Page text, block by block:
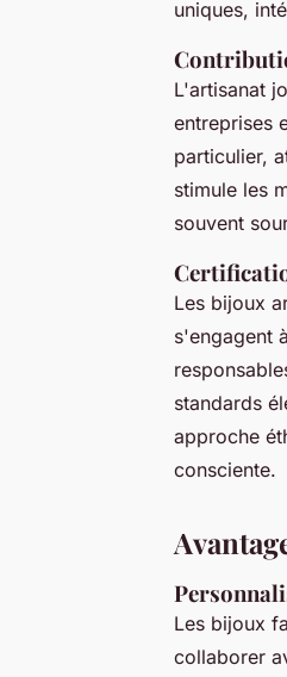
uniques,
L'artisanat
entreprises
particulier,
stimule les
souvent
Les bijoux
s'engagent
standards
approche
consciente.
Les bijoux
collaborer